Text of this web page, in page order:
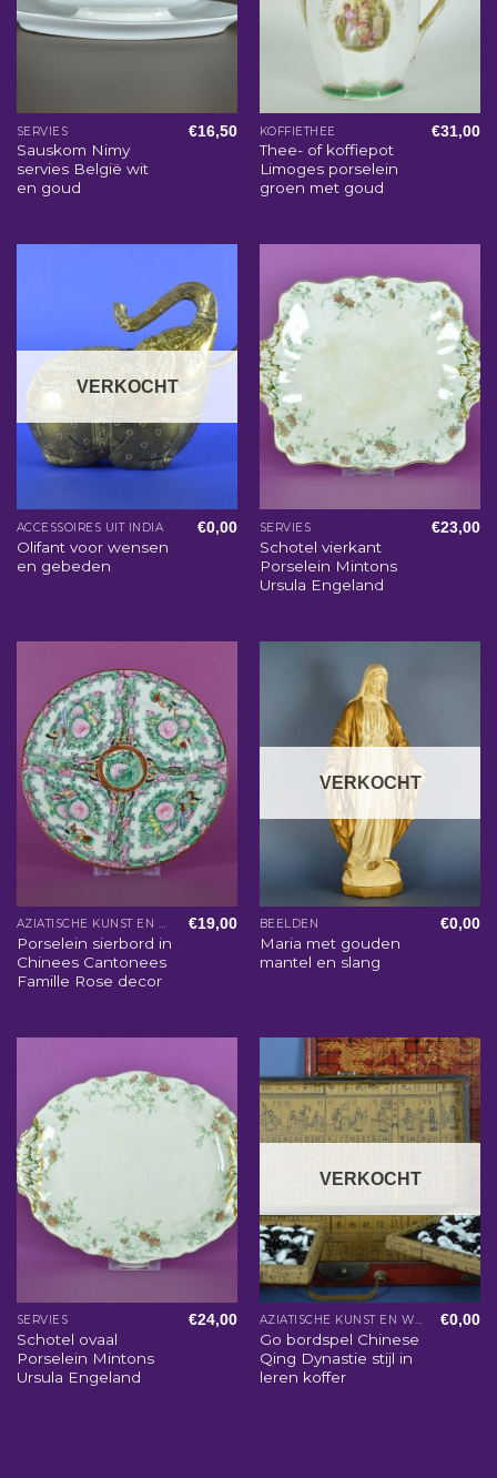
SERVIES
Sauskom Nimy
servies België wit
en goud
€16,50 KOFFIETHEE
Thee- of koffiepot
Limoges porselein
groen met goud
€31,00
VERKOCHT
ACCESSOIRES UIT INDIA
Olifant voor wensen
en gebeden
€0,00 SERVIES
Schotel vierkant
Porselein Mintons
Ursula Engeland
€23,00
AZIATISCHE KUNST EN WOONACCESSOIRES
Porselein sierbord in
Chinees Cantonees
Famille Rose decor
€19,00
VERKOCHT
BEELDEN
Maria met gouden
mantel en slang
€0,00
SERVIES
Schotel ovaal
Porselein Mintons
Ursula Engeland
€24,00
VERKOCHT
AZIATISCHE KUNST EN WOONACCESSOIRES
Go bordspel Chinese
Qing Dynastie stijl in
leren koffer
€0,00